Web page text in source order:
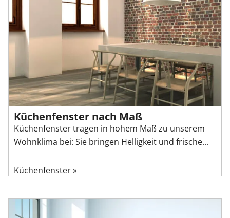
Küchenfenster nach Maß
Küchenfenster tragen in hohem Maß zu unserem
Wohnklima bei: Sie bringen Helligkeit und frische...
Küchenfenster »